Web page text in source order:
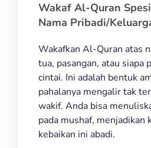
Wakaf Al-Quran
Nama Pribadi/
Wakafkan Al-Quran atas
tua, pasangan, atau siapa
cintai. Ini adalah bentuk
pahalanya mengalir tak
wakif. Anda bisa
pada mushaf, menjadikan
kebaikan ini abadi.